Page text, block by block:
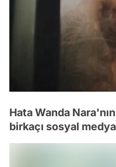
Hata Wanda
birkaçı sosyal